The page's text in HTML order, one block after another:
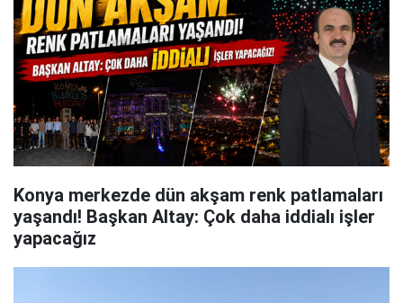
Konya merkezde dün akşam renk patlamaları
yaşandı! Başkan Altay: Çok daha iddialı işler
yapacağız